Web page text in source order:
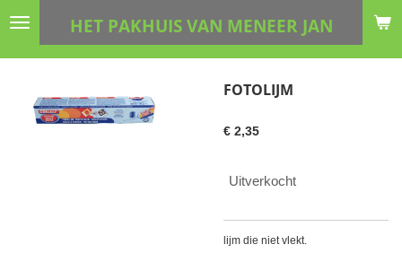
Ga
HET PAKHUIS VAN MENEER JAN
FOTOLIJM
€ 2,35
Uitverkocht
lijm die niet vlekt.